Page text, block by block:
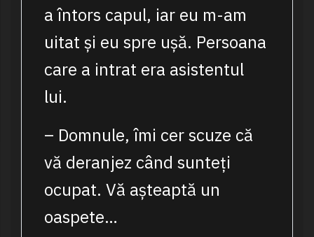
a întors capul, iar eu m-am
uitat și eu spre ușă. Persoana
care a intrat era asistentul
lui.
– Domnule, îmi cer scuze că
vă deranjez când sunteți
ocupat. Vă așteaptă un
oaspete…